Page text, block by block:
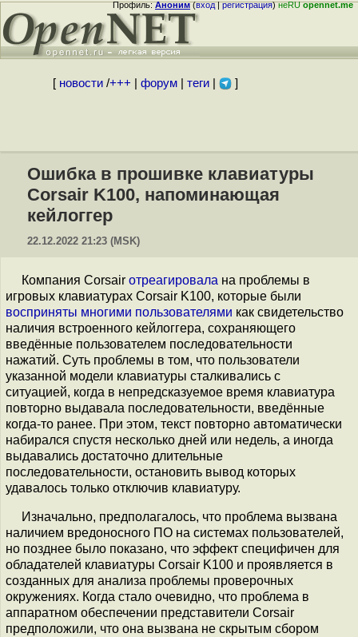
Профиль:Аноним(вход|регистрация)неRUopennet.me
[ новости/+++ форум| теги| ]
Ошибка в прошивке клавиатуры
Corsair K100, напоминающая
кейлоггер
22.12.2022 21:23 (MSK)
Компания Corsair отреагировала на проблемы в
игровых клавиатурах Corsair K100, которые были
восприняты многими пользователями как свидетельство
наличия встроенного кейлоггера, сохраняющего
введённые пользователем последовательности
нажатий. Суть проблемы в том, что пользователи
указанной модели клавиатуры сталкивались с
ситуацией, когда в непредсказуемое время клавиатура
повторно выдавала последовательности, введённые
когда-то ранее. При этом, текст повторно автоматически
набирался спустя несколько дней или недель, а иногда
выдавались достаточно длительные
последовательности, остановить вывод которых
удавалось только отключив клавиатуру.
Изначально, предполагалось, что проблема вызвана
наличием вредоносного ПО на системах пользователей,
но позднее было показано, что эффект специфичен для
обладателей клавиатуры Corsair K100 и проявляется в
созданных для анализа проблемы проверочных
окружениях. Когда стало очевидно, что проблема в
аппаратном обеспечении представители Corsair
предположили, что она вызвана не скрытым сбором